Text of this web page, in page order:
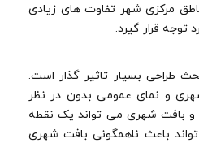
مرکزی شهر تفاوت های زیادی
توجه قرار گیرد.
طراحی بسیار تاثیر گذار است.
و نمای عمومی بدون در نظر
و بافت شهری می تواند یک نقطه
باعث ناهمگونی بافت شهری